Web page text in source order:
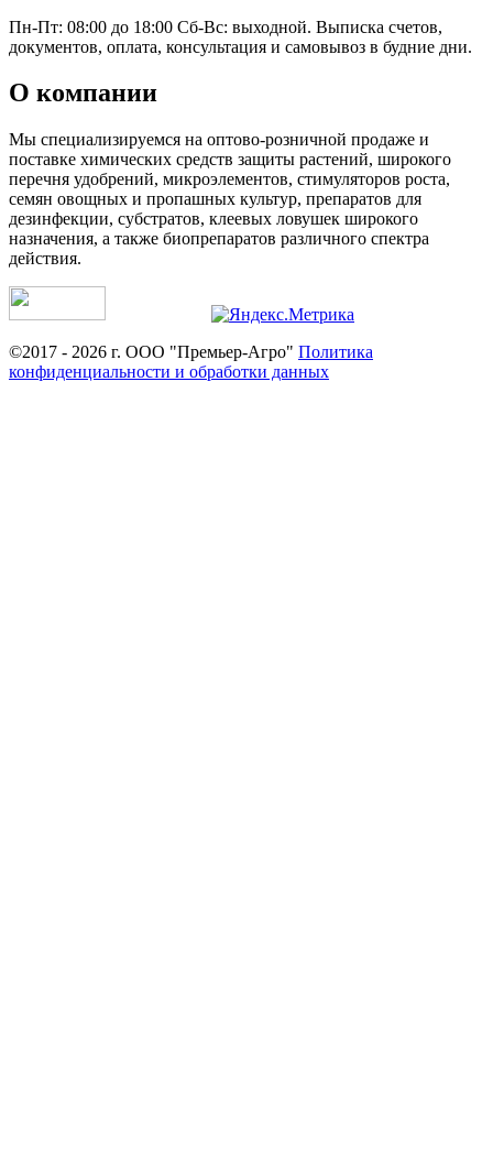
Пн-Пт: 08:00 до 18:00 Сб-Вс: выходной. Выписка счетов,
документов, оплата, консультация и самовывоз в будние дни.
О компании
Мы специализируемся на оптово-розничной продаже и
поставке химических средств защиты растений, широкого
перечня удобрений, микроэлементов, стимуляторов роста,
семян овощных и пропашных культур, препаратов для
дезинфекции, субстратов, клеевых ловушек широкого
назначения, а также биопрепаратов различного спектра
действия.
©2017 - 2026 г. ООО "Премьер-Агро" Политика
конфиденциальности и обработки данных